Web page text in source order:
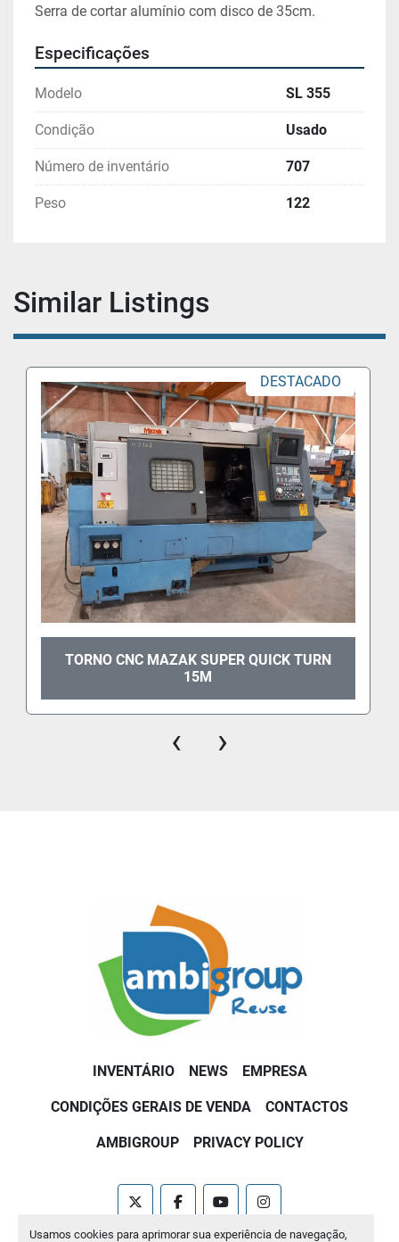
Usamos cookies para aprimorar sua experiência de navegação,
Serra de cortar alumínio com disco de 35cm.
Especificações
Modelo SL 355
Condição Usado
Número de inventário 707
Peso 122
Similar Listings
DESTACADO
TORNO CNC MAZAK SUPER QUICK TURN
15M
‹ ›
INVENTÁRIO NEWS EMPRESA
CONDIÇÕES GERAIS DE VENDA CONTACTOS
AMBIGROUP PRIVACY POLICY
twitter facebookyoutubeinstagram